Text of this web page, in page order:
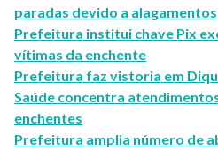
paradas devido a alagamentos
Prefeitura institui chave Pix
vítimas da enchente
Prefeitura faz vistoria em
Saúde concentra
enchentes
Prefeitura amplia número de